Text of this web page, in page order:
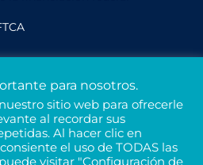
y confidencialidad
para nosotros.
sitio web para ofrecerle
al recordar sus
Al hacer clic en
el uso de TODAS las
visitar "Configuración de